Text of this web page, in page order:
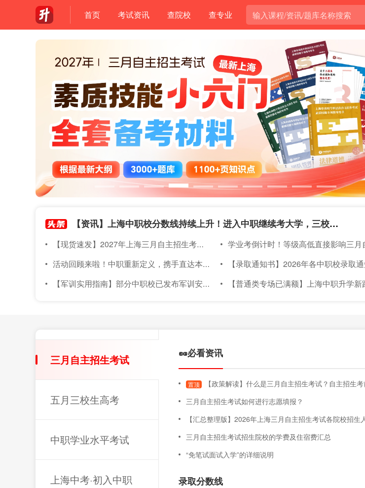
首页 考试资讯 查院校 查专业
【资讯】上海中职校分数线持续上升！进入中职继续考大学，三校升APP｜10个三校生，8个都在用！
【现货速发】2027年上海三月自主招生考试素质技能小六门备考材料已上架~
学业考倒计时！等级高低直接影响三月自招总分，这样备
活动回顾来啦！中职重新定义，携手直达本科｜2026年度针对上海准中职新生线下升学宣讲会圆满落幕
【录取通知书】2026年各中职校录取通知书发放通知汇总（持续更新
【军训实用指南】部分中职校已发布军训安排！军训倒计时～上海中职新生军训实用指南，必备物品、注意事项都在这！
【普通类专场已满额】上海中职升学新路径：8月1日-2日，上海家长与孩子不可错过的【中职—本科】升
三月自主招生考试
五月三校生高考
中职学业水平考试
上海中考·初入中职
🥜必看资讯
置顶
【政策解读】什么是三月自主招生考试？自主招生考前参考
三月自主招生考试如何进行志愿填报？
【汇总整理版】2026年上海三月自主招生考试各院校招生人数、专业变化、面试要求、学费明细、院校信息
三月自主招生考试招生院校的学费及住宿费汇总
“免笔试面试入学”的详细说明
录取分数线